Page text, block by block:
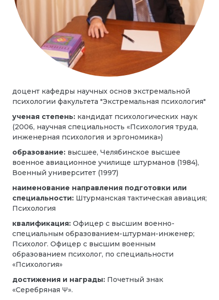
доцент кафедры научных основ экстремальной
психологии факультета "Экстремальная психология"
ученая степень: кандидат психологических наук
(2006, научная специальность «Психология труда,
инженерная психология и эргономика»)
образование: высшее, Челябинское высшее
военное авиационное училище штурманов (1984),
Военный университет (1997)
наименование направления подготовки или
специальности: Штурманская тактическая авиация;
Психология
квалификация: Офицер с высшим военно-
специальным образованием-штурман-инженер;
Психолог. Офицер с высшим военным
образованием психолог, по специальности
«Психология»
достижения и награды: Почетный знак
«Серебряная Ψ».